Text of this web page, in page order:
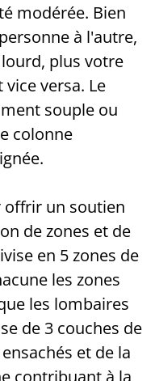
modérée. Bien
à l'autre,
plus votre
versa. Le
souple ou
colonne
offrir un soutien
de zones et de
en 5 zones de
les zones
les lombaires
de 3 couches de
et de la
contribuant à la